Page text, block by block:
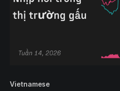
Vietnamese